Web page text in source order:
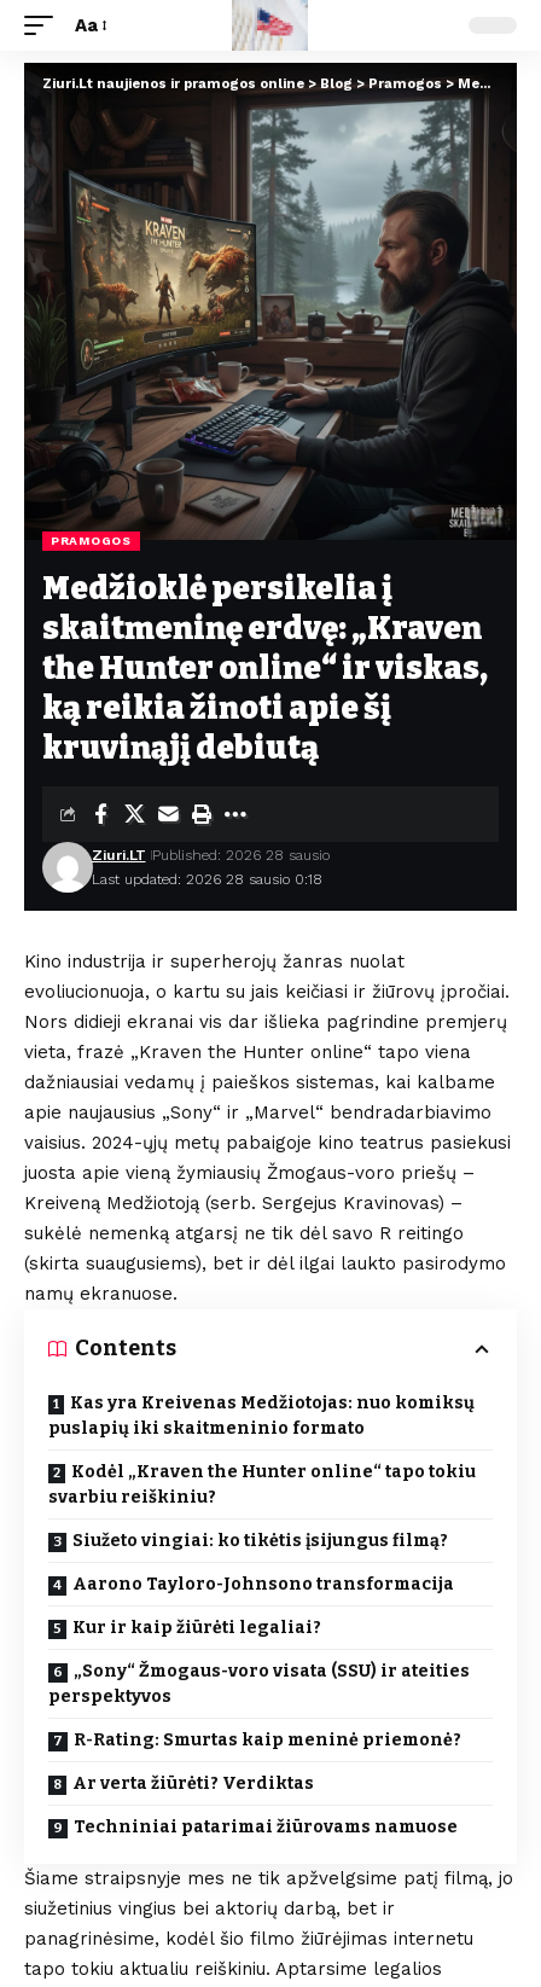
Aa
Ziuri.Lt naujienos ir pramogos online>Blog>Pramogos>Medžioklė persikelia į skaitmeninę erdvę: „Kraven the Hunter online“ ir viskas, ką reikia žinoti apie šį kruvinąjį debiutą
PRAMOGOS
Medžioklė persikelia į
skaitmeninę erdvę: „Kraven
the Hunter online“ ir viskas,
ką reikia žinoti apie šį
kruvinąjį debiutą
Last updated: 2026 28 sausio 0:18
Ziuri.LT Published: 2026 28 sausio
Kino industrija ir superherojų žanras nuolat
evoliucionuoja, o kartu su jais keičiasi ir žiūrovų įpročiai.
Nors didieji ekranai vis dar išlieka pagrindine premjerų
vieta, frazė „Kraven the Hunter online“ tapo viena
dažniausiai vedamų į paieškos sistemas, kai kalbame
apie naujausius „Sony“ ir „Marvel“ bendradarbiavimo
vaisius. 2024-ųjų metų pabaigoje kino teatrus pasiekusi
juosta apie vieną žymiausių Žmogaus-voro priešų –
Kreiveną Medžiotoją (serb. Sergejus Kravinovas) –
sukėlė nemenką atgarsį ne tik dėl savo R reitingo
(skirta suaugusiems), bet ir dėl ilgai laukto pasirodymo
namų ekranuose.
Contents
Kas yra Kreivenas Medžiotojas: nuo komiksų
puslapių iki skaitmeninio formato
Kodėl „Kraven the Hunter online“ tapo tokiu
svarbiu reiškiniu?
Siužeto vingiai: ko tikėtis įsijungus filmą?
Aarono Tayloro-Johnsono transformacija
Kur ir kaip žiūrėti legaliai?
„Sony“ Žmogaus-voro visata (SSU) ir ateities
perspektyvos
R-Rating: Smurtas kaip meninė priemonė?
Ar verta žiūrėti? Verdiktas
Techniniai patarimai žiūrovams namuose
Šiame straipsnyje mes ne tik apžvelgsime patį filmą, jo
siužetinius vingius bei aktorių darbą, bet ir
panagrinėsime, kodėl šio filmo žiūrėjimas internetu
tapo tokiu aktualiu reiškiniu. Aptarsime legalios